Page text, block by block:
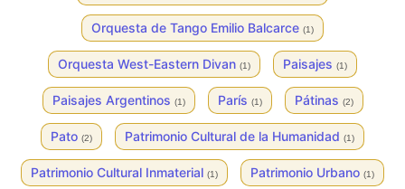
Orquesta de Tango Emilio Balcarce (1)
Orquesta West-Eastern Divan (1) Paisajes (1)
Paisajes Argentinos (1) París (1) Pátinas (2)
Pato (2) Patrimonio Cultural de la Humanidad (1)
Patrimonio Cultural Inmaterial (1) Patrimonio Urbano (1)